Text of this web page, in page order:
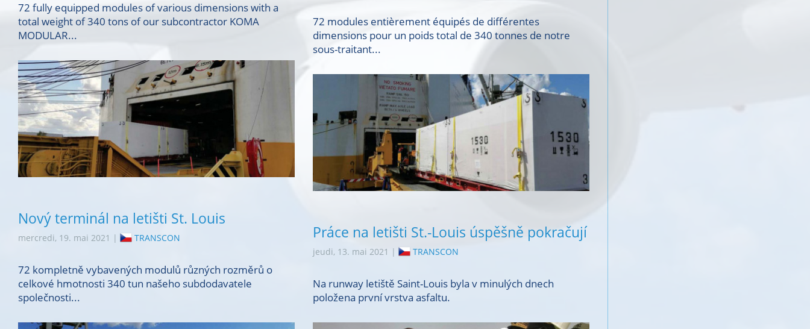
72 fully equipped modules of various dimensions with a
total weight of 340 tons of our subcontractor KOMA
MODULAR...
Nový terminál na letišti St. Louis
mercredi, 19. mai 2021 | TRANSCON
72 kompletně vybavených modulů různých rozměrů o
celkové hmotnosti 340 tun našeho subdodavatele
společnosti...
72 modules entièrement équipés de différentes
dimensions pour un poids total de 340 tonnes de notre
sous-traitant...
Práce na letišti St.-Louis úspěšně pokračují
jeudi, 13. mai 2021 | TRANSCON
Na runway letiště Saint-Louis byla v minulých dnech
položena první vrstva asfaltu.